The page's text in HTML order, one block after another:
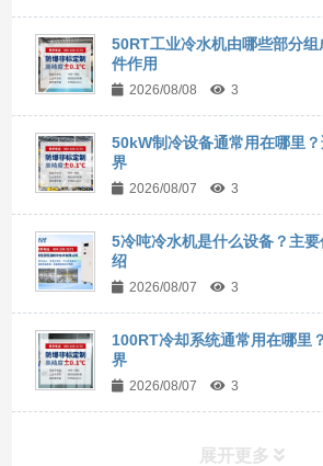
50RT工业冷水机由哪些部分
件作用
2026/08/08 3
50kW制冷设备通常用在哪里
界
2026/08/07 3
5冷吨冷水机是什么设备？主
绍
2026/08/07 3
100RT冷却系统通常用在哪里
界
2026/08/07 3
展开更多